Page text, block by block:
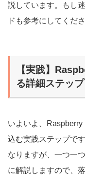
説しています。もし
ドも参考にしてくださ
【実践】
る詳細ステップ
いよいよ、
込む実践ステップで
なりますが、一つ一
に解説しますので、